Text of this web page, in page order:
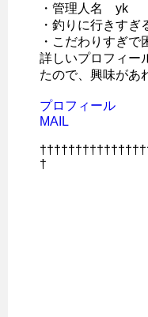
・管理人名 yk
・釣りに行きすぎ
・こだわりすぎで
詳しいプロフィー
たので、興味があ
プロフィール
MAIL
†